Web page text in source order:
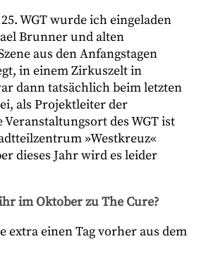
WGT wurde ich eingeladen
Brunner und alten
aus den Anfangstagen
in einem Zirkuszelt in
dann tatsächlich beim letzten
als Projektleiter der
des WGT ist
»Westkreuz«
dieses Jahr wird es leider
im Oktober zu The Cure?
extra einen Tag vorher aus dem